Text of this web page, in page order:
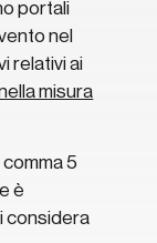
portali
nel
relativi ai
misura
5
è
considera